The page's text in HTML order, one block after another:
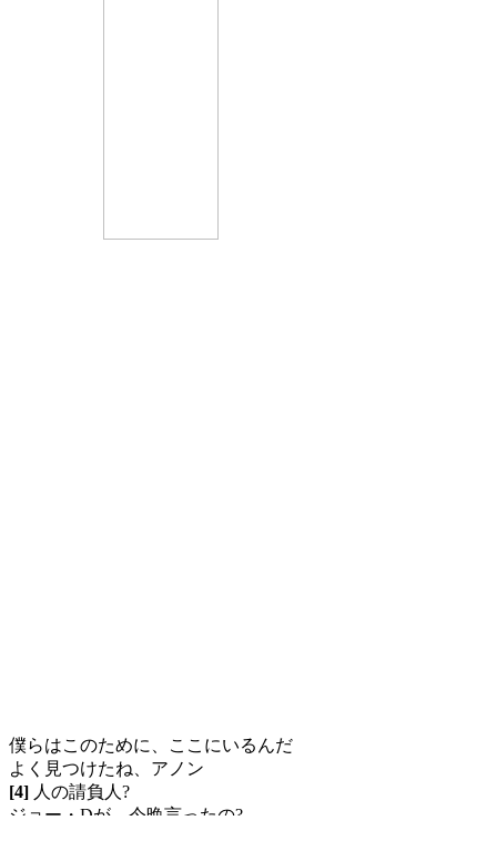
僕らはこのために、ここにいるんだ
よく見つけたね、アノン
[4] 人の請負人?
ジョー・Dが、今晩言ったの?